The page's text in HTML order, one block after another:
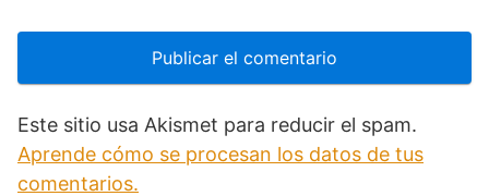
Este sitio usa Akismet para reducir el spam.
Aprende cómo se procesan los datos de tus
comentarios.